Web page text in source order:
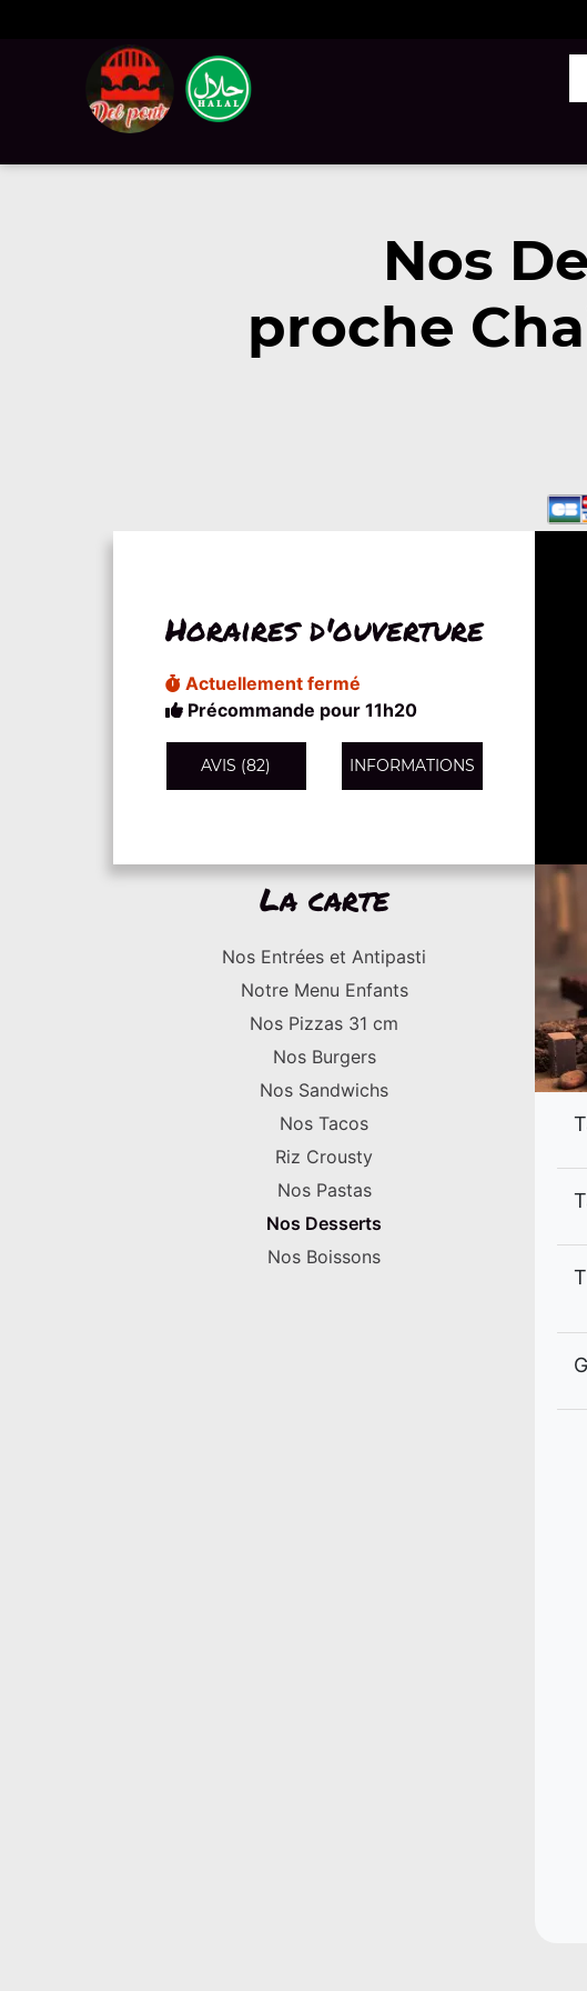
Nos
proche
Horaires d'ouverture
Actuellement fermé
Précommande pour 11h20
AVIS (82) INFORMATIONS
La carte
Nos Entrées et Antipasti
Notre Menu Enfants
Nos Pizzas 31 cm
Nos Burgers
Nos Sandwichs
Nos Tacos
Riz Crousty
Nos Pastas
Nos Desserts
Nos Boissons